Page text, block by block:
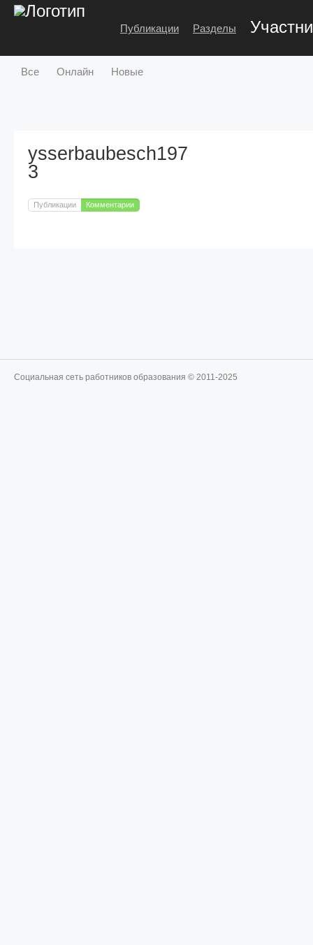
Публикации Разделы
Все Онлайн Новые
ysserbaubesch197
3
Публикации Комментарии
Социальная сеть работников образования © 2011-2025